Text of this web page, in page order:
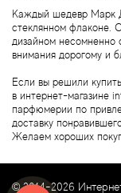
Каждый шедевр Марк
стеклянном флаконе.
дизайном несомненно
внимания дорогому и
Если вы решили
в интернет-магазине
парфюмерии по
доставку
Желаем хороших
© 2014-2026
Calvin Klein
Calypso
Canali
Carla Fracci